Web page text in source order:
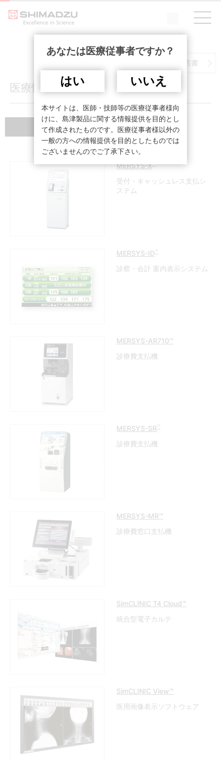
DICOM適合性宣言書
医療情報システム
文献紹介
MERSYS-X™
受付・キャッシュレス支払シ
ステム
MERSYS-ID ™
診察・会計 案内表示システム
MERSYS-AR710™
診療費支払機
MERSYS-SR ™
診療費支払機
MERSYS-MR™
診療費窓口支払機
SimCLINIC T4 Cloud™
統合型電子カルテ
SimCLINIC View™
医用画像表示ソフトウェア
あなたは医療従事者ですか？
はい いいえ
本サイトは、医師・技師等の医療従事者様向
けに、島津製品に関する情報提供を目的とし
て作成されたものです。医療従事者様以外の
一般の方への情報提供を目的としたものでは
ございませんのでご了承下さい。